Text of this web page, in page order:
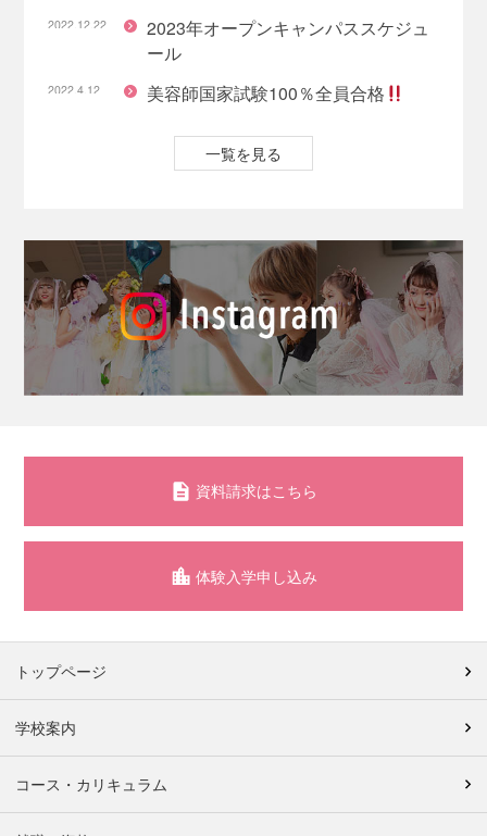
2022.12.22
2023年オープンキャンパススケジュ
ール
2022.4.12 美容師国家試験100％全員合格
一覧を見る
資料請求はこちら
体験入学申し込み
トップページ
学校案内
コース・カリキュラム